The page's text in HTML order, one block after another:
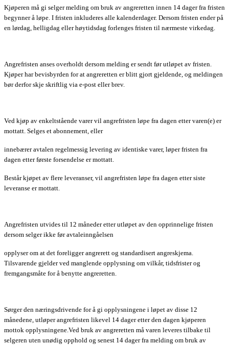
Kjøperen må gi selger melding om bruk av angreretten innen 14 dager fra fristen
begynner å løpe. I fristen inkluderes alle kalenderdager. Dersom fristen ender på
en lørdag, helligdag eller høytidsdag forlenges fristen til nærmeste virkedag.
Angrefristen anses overholdt dersom melding er sendt før utløpet av fristen.
Kjøper har bevisbyrden for at angreretten er blitt gjort gjeldende, og meldingen
bør derfor skje skriftlig via e-post eller brev.
Ved kjøp av enkeltstående varer vil angrefristen løpe fra dagen etter varen(e) er
mottatt. Selges et abonnement, eller
innebærer avtalen regelmessig levering av identiske varer, løper fristen fra
dagen etter første forsendelse er mottatt.
Består kjøpet av flere leveranser, vil angrefristen løpe fra dagen etter siste
leveranse er mottatt.
Angrefristen utvides til 12 måneder etter utløpet av den opprinnelige fristen
dersom selger ikke før avtaleinngåelsen
opplyser om at det foreligger angrerett og standardisert angreskjema.
Tilsvarende gjelder ved manglende opplysning om vilkår, tidsfrister og
fremgangsmåte for å benytte angreretten.
Sørger den næringsdrivende for å gi opplysningene i løpet av disse 12
månedene, utløper angrefristen likevel 14 dager etter den dagen kjøperen
mottok opplysningene.Ved bruk av angreretten må varen leveres tilbake til
selgeren uten unødig opphold og senest 14 dager fra melding om bruk av